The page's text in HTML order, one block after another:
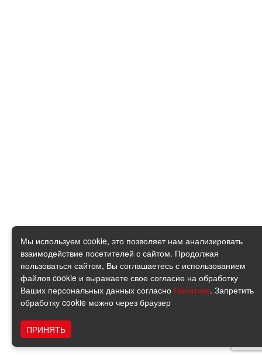
Мы используем cookie, это позволяет нам анализировать
взаимодействие посетителей с сайтом. Продолжая
пользоваться сайтом, Вы соглашаетесь с использованием
файлов cookie и выражаете свое согласие на обработку
Ваших персональных данных согласно Политике. Запретить
обработку cookie можно через браузер
ПРИНЯТЬ